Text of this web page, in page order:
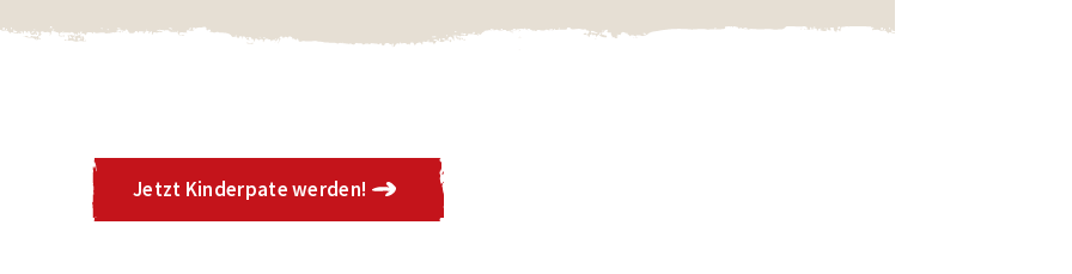
lange, wie Sie es wollen. Sie gehen keinerlei rechtliche Verpflichtungen ein und schließen
Jetzt Kinderpate werden!